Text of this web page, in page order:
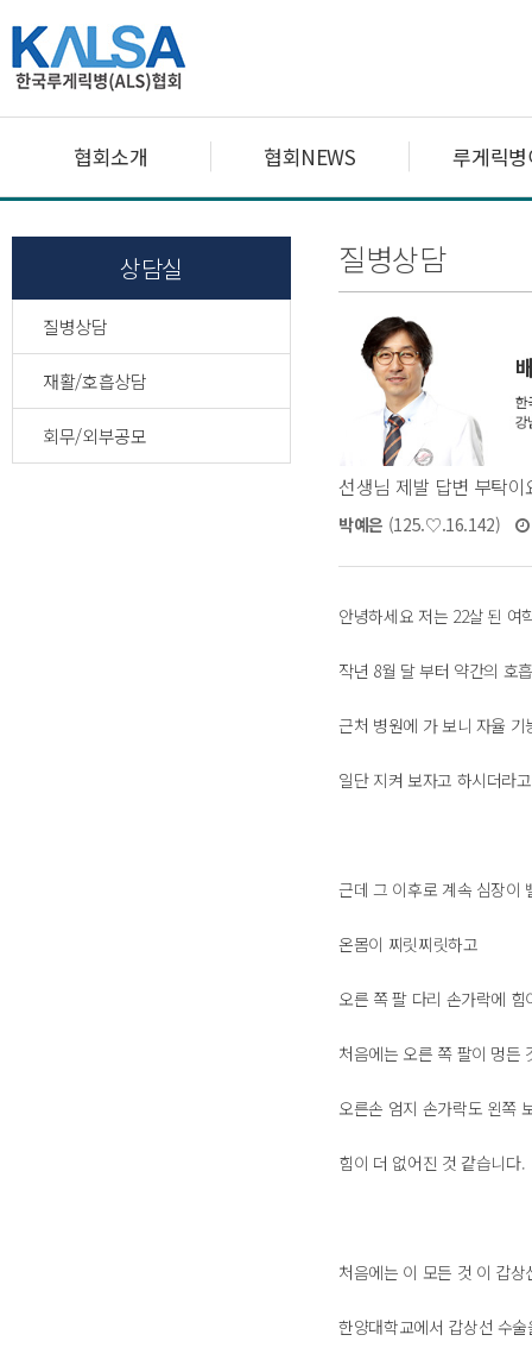
협회소개 협회NEWS 루게릭
상담실
질병상담
재활/호흡상담
회무/외부공모
질병상담
선생님 제발 답변 부탁이
박예은 (125.♡.16.142)
안녕하세요 저는 22살 된 여
작년 8월 달 부터 약간의 호
근처 병원에 가 보니 자율
일단 지켜 보자고 하시더라
근데 그 이후로 계속 심장이
온몸이 찌릿찌릿하고
오른 쪽 팔 다리 손가락에
처음에는 오른 쪽 팔이 멍든
오른손 엄지 손가락도 왼쪽
힘이 더 없어진 것 같습니다.
처음에는 이 모든 것 이 갑
한양대학교에서 갑상선 수